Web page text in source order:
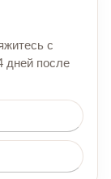
с
дней после